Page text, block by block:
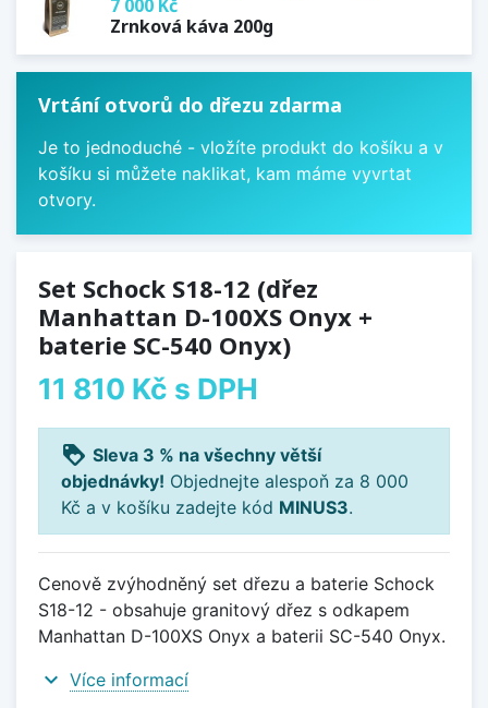
7 000 Kč
Zrnková káva 200g
Vrtání otvorů do dřezu zdarma
Je to jednoduché - vložíte produkt do košíku a v
košíku si můžete naklikat, kam máme vyvrtat
otvory.
Set Schock S18-12 (dřez
Manhattan D-100XS Onyx +
baterie SC-540 Onyx)
11 810 Kč s DPH
loyalty Sleva 3 % na všechny větší
objednávky! Objednejte alespoň za 8 000
Kč a v košíku zadejte kód MINUS3.
Cenově zvýhodněný set dřezu a baterie Schock
S18-12 - obsahuje granitový dřez s odkapem
Manhattan D-100XS Onyx a baterii SC-540 Onyx.
expand_more Více informací